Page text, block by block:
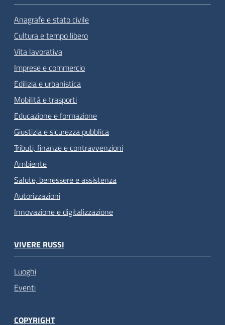
Anagrafe e stato civile
Cultura e tempo libero
Vita lavorativa
Imprese e commercio
Edilizia e urbanistica
Mobilità e trasporti
Educazione e formazione
Giustizia e sicurezza pubblica
Tributi, finanze e contravvenzioni
Ambiente
Salute, benessere e assistenza
Autorizzazioni
Innovazione e digitalizzazione
VIVERE RUSSI
Luoghi
Eventi
COPYRIGHT